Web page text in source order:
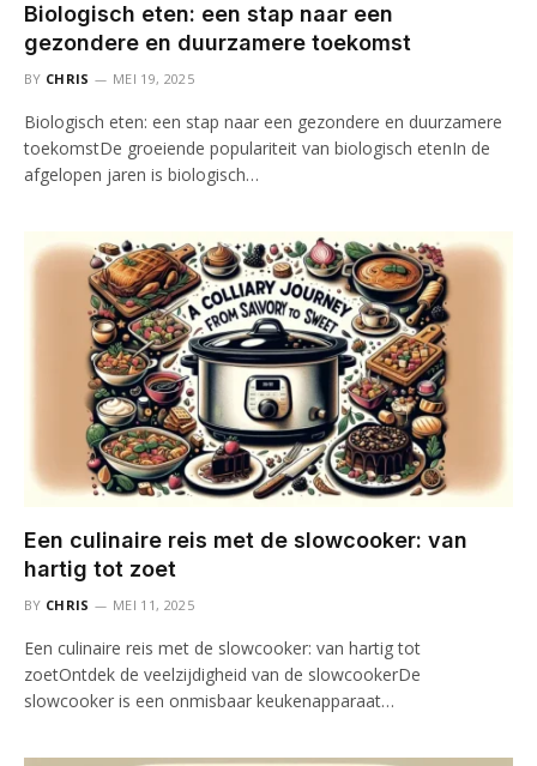
Biologisch eten: een stap naar een
gezondere en duurzamere toekomst
BY CHRIS MEI 19, 2025
Biologisch eten: een stap naar een gezondere en duurzamere
toekomstDe groeiende populariteit van biologisch etenIn de
afgelopen jaren is biologisch…
Een culinaire reis met de slowcooker: van
hartig tot zoet
BY CHRIS MEI 11, 2025
Een culinaire reis met de slowcooker: van hartig tot
zoetOntdek de veelzijdigheid van de slowcookerDe
slowcooker is een onmisbaar keukenapparaat…